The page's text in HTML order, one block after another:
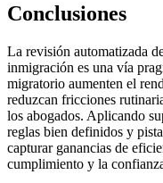
Conclusiones
La revisión automatizada
inmigración es una vía
migratorio aumenten el
reduzcan fricciones
los abogados. Aplicando
reglas bien definidos y
capturar ganancias de
cumplimiento y la